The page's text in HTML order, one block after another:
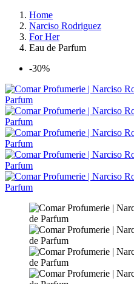
Home
Narciso Rodriguez
For Her
Eau de Parfum
-30%